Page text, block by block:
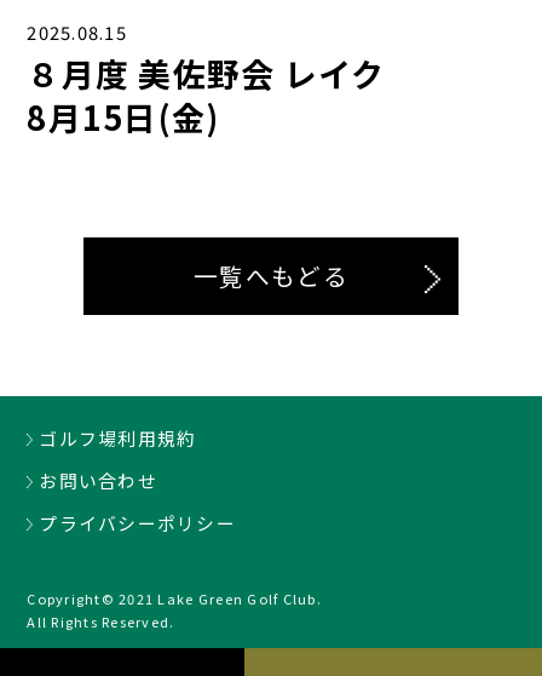
2025.08.15
８月度 美佐野会 レイク
8月15日(金)
一覧へもどる
ゴルフ場利用規約
お問い合わせ
プライバシーポリシー
Copyright© 2021 Lake Green Golf Club.
All Rights Reserved.